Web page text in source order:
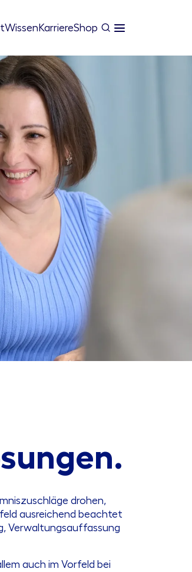
Wissen KarriereShop
drohen,
ausreichend beachtet
Verwaltungsauffassung
auch im Vorfeld bei